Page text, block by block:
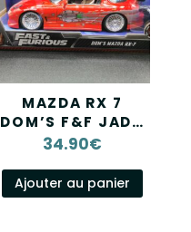
MAZDA RX 7
DOM’S F&F JADA
1/24
34.90€
Ajouter au panier